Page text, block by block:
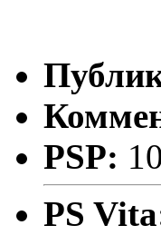
PSP:
PS